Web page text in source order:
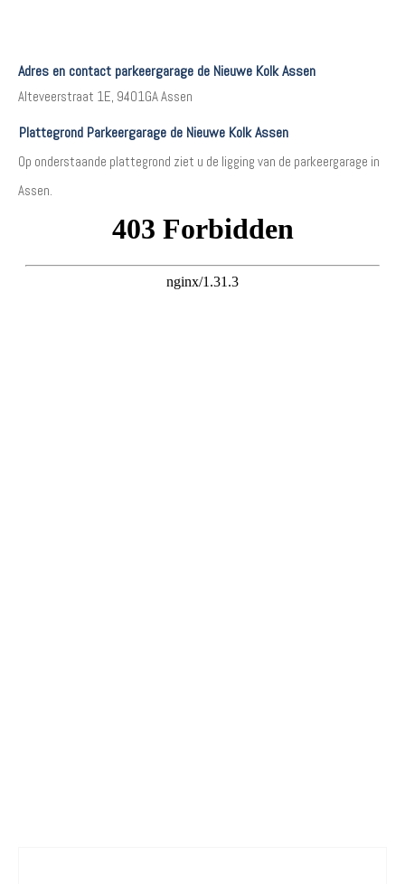
Adres en contact parkeergarage de Nieuwe Kolk Assen
Alteveerstraat 1E, 9401GA Assen
Plattegrond Parkeergarage de Nieuwe Kolk Assen
Op onderstaande plattegrond ziet u de ligging van de parkeergarage in
Assen.